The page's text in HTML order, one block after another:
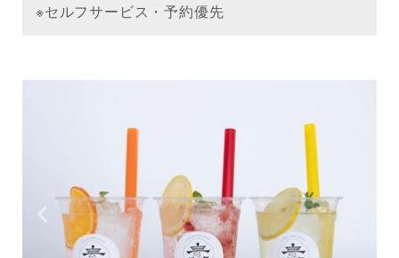
※セルフサービス・予約優先